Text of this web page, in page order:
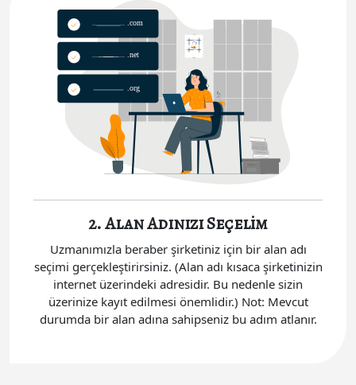
2. Alan Adınızı Seçelim
Uzmanımızla beraber şirketiniz için bir alan adı
seçimi gerçekleştirirsiniz. (Alan adı kısaca şirketinizin
internet üzerindeki adresidir. Bu nedenle sizin
üzerinize kayıt edilmesi önemlidir.) Not: Mevcut
durumda bir alan adına sahipseniz bu adım atlanır.